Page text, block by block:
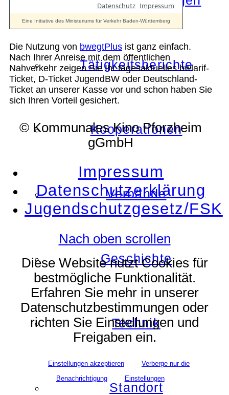
Tätigkeitsberichte
Kooperationen
Verbände
Geschichte
Technik
Standort
Die Nutzung von bwegtPlus ist ganz einfach.
Nach Ihrer Anreise mit dem öffentlichen
Nahverkehr zeigen Sie Ihr tagesaktuelles bwlarif-
Ticket, D-Ticket JugendBW oder Deutschland-
Ticket an unserer Kasse vor und schon haben Sie
sich Ihren Vorteil gesichert.
© Kommunales Kino Pforzheim
gGmbH
Impressum
Datenschutzerklärung
Jugendschutzgesetz/FSK
Nach oben scrollen
Diese Website nutzt Cookies für
bestmögliche Funktionalität.
Erfahren Sie mehr in unserer
Datenschutzbestimmungen oder
richten Sie Einstellungen und
Freigaben ein.
Einstellungen akzeptieren
Verberge nur die
Benachrichtigung
Einstellungen